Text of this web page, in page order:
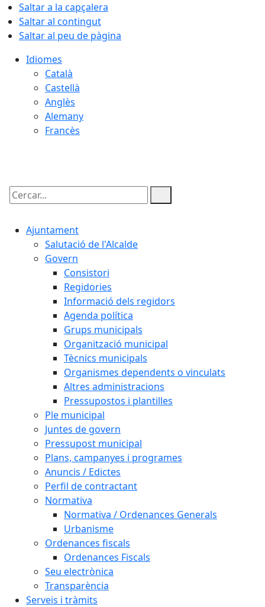
Saltar a la capçalera
Saltar al contingut
Saltar al peu de pàgina
Idiomes
Català
Castellà
Anglès
Alemany
Francès
Cercar:
Ajuntament
Salutació de l'Alcalde
Govern
Consistori
Regidories
Informació dels regidors
Agenda política
Grups municipals
Organització municipal
Tècnics municipals
Organismes dependents o vinculats
Altres administracions
Pressupostos i plantilles
Ple municipal
Juntes de govern
Pressupost municipal
Plans, campanyes i programes
Anuncis / Edictes
Perfil de contractant
Normativa
Normativa / Ordenances Generals
Urbanisme
Ordenances fiscals
Ordenances Fiscals
Seu electrònica
Transparència
Serveis i tràmits